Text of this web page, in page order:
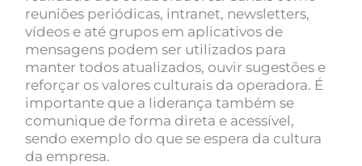
reuniões periódicas, intranet, newsletters,
vídeos e até grupos em aplicativos de
mensagens podem ser utilizados para
manter todos atualizados, ouvir sugestões e
reforçar os valores culturais da operadora. É
importante que a liderança também se
comunique de forma direta e acessível,
sendo exemplo do que se espera da cultura
da empresa.